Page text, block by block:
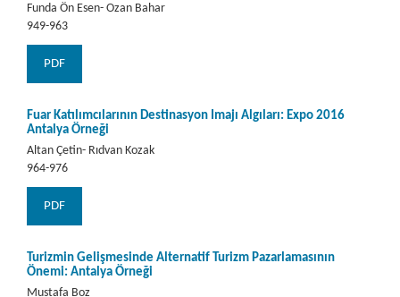
Funda Ön Esen- Ozan Bahar
949-963
PDF
Fuar Katılımcılarının Destinasyon İmajı Algıları: Expo 2016
Antalya Örneği
Altan Çetin- Rıdvan Kozak
964-976
PDF
Turizmin Gelişmesinde Alternatif Turizm Pazarlamasının
Önemi: Antalya Örneği
Mustafa Boz